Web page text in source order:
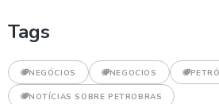
Tags
NEGÓCIOS NEGOCIOS
NOTÍCIAS SOBRE PETROBRAS